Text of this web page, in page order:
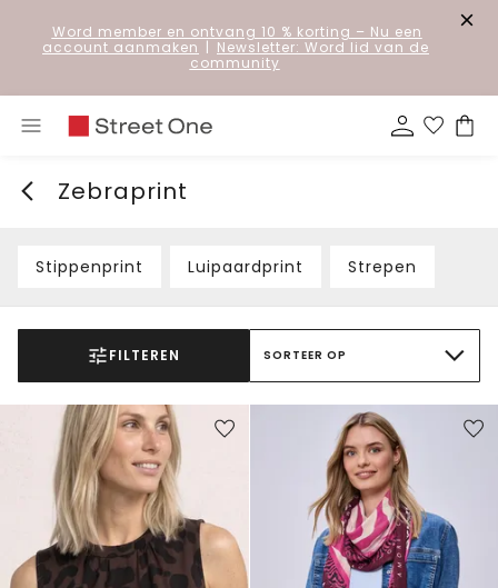
Word member en ontvang 10 % korting – Nu een
account aanmaken | Newsletter: Word lid van de
community
Zebraprint
Stippenprint Luipaardprint Strepen
FILTEREN SORTEER OP